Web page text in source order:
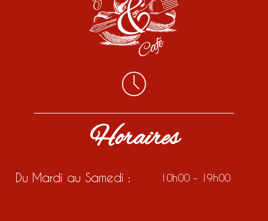
Horaires
Du Mardi au Samedi : 10h00 – 19h00